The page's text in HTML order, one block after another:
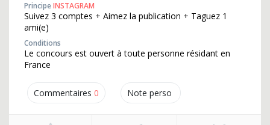
Commentaires 0 Note perso
PrincipeINSTAGRAM
Suivez 3 comptes + Aimez la publication + Taguez 1
ami(e)
Conditions
Le concours est ouvert à toute personne résidant en
France